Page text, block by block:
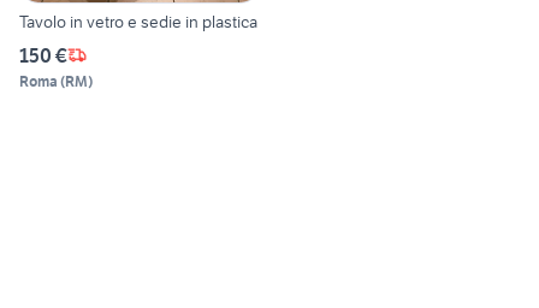
Tavolo in vetro e sedie in plastica
150 €
Roma (RM)